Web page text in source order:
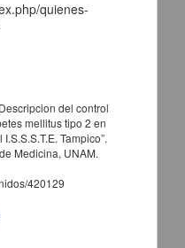
quienes-
del control
mellitus tipo 2 en
Tampico”.
Medicina, UNAM.
420129